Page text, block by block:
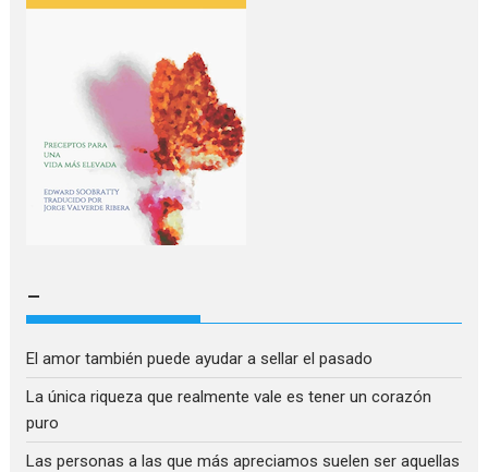
–
El amor también puede ayudar a sellar el pasado
La única riqueza que realmente vale es tener un corazón
puro
Las personas a las que más apreciamos suelen ser aquellas